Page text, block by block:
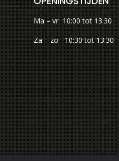
Ma – vr 10:00 tot 13:30
Za – zo 10:30 tot 13:30